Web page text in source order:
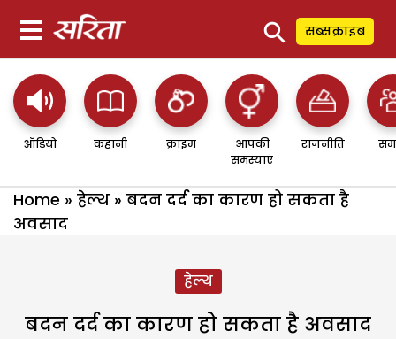
⚲ सब्सक्राइब
ऑडियो कहानी क्राइम
आपकी
समस्याएं
राजनीति
Home » हेल्थ » बदन दर्द का कारण हो सकता है
अवसाद
हेल्थ
बदन दर्द का कारण हो सकता है अवसाद